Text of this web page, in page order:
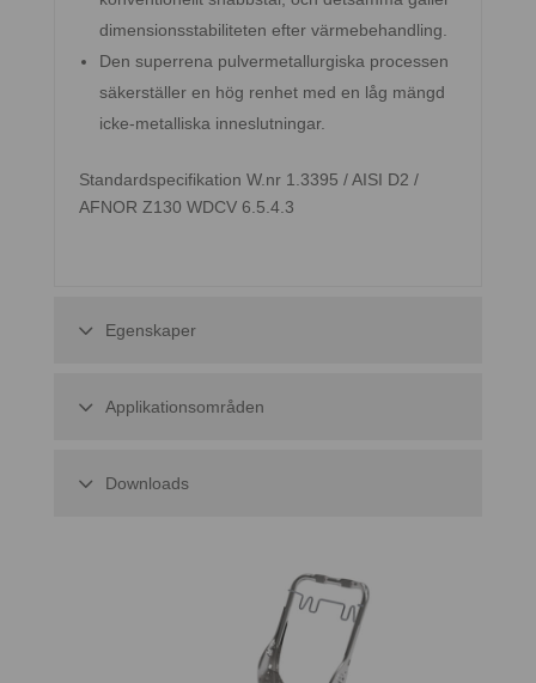
dimensionsstabiliteten efter värmebehandling.
Den superrena pulvermetallurgiska processen
säkerställer en hög renhet med en låg mängd
icke-metalliska inneslutningar.
Standardspecifikation W.nr 1.3395 / AISI D2 /
AFNOR Z130 WDCV 6.5.4.3
Egenskaper
Applikationsområden
Downloads